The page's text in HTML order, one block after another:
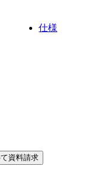
仕様
資料請求